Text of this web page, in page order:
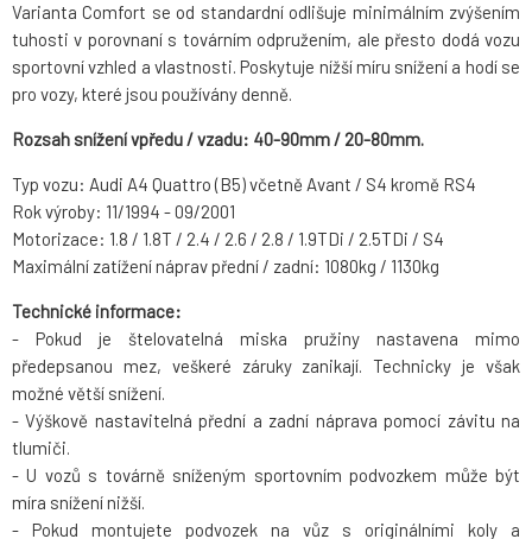
Varianta Comfort se od standardní odlišuje minimálním zvýšením
tuhosti v porovnaní s továrním odpružením, ale přesto dodá vozu
sportovní vzhled a vlastnosti. Poskytuje nížší míru snížení a hodí se
pro vozy, které jsou používány denně.
Rozsah snížení vpředu / vzadu: 40-90mm / 20-80mm.
Typ vozu: Audi A4 Quattro (B5) včetně Avant / S4 kromě RS4
Rok výroby: 11/1994 - 09/2001
Motorizace: 1.8 / 1.8T / 2.4 / 2.6 / 2.8 / 1.9TDi / 2.5TDi / S4
Maximální zatížení náprav přední / zadní: 1080kg / 1130kg
Technické informace:
- Pokud je štelovatelná miska pružiny nastavena mimo
předepsanou mez, veškeré záruky zanikají. Technicky je však
možné větší snížení.
- Výškově nastavitelná přední a zadní náprava pomocí závitu na
tlumiči.
- U vozů s továrně sníženým sportovním podvozkem může být
míra snížení nižší.
- Pokud montujete podvozek na vůz s originálními koly a